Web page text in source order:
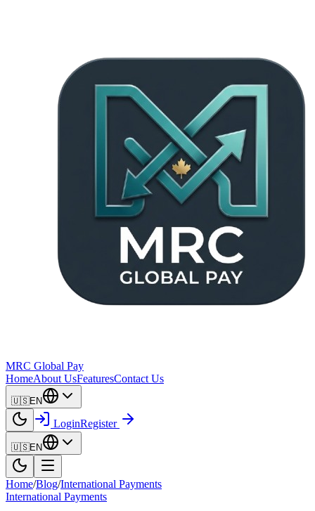
MRC Global Pay
HomeAbout UsFeaturesContact Us
🇺🇸EN
LoginRegister
🇺🇸EN
Home/Blog/International Payments
International Payments